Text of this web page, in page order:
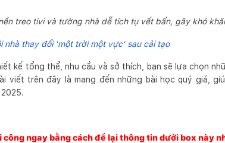
treo tivi và tường nhà dễ tích tụ vết bẩn, gây khó
nhà thay đổi 'một trời một vực' sau cải tạo
kế tổng thể, nhu cầu và sở thích, bạn sẽ lựa chọn
viết trên đây là mang đến những bài học quý giá,
ngay bằng cách để lại thông tin dưới box này